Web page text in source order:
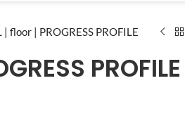
| floor | PROGRESS PROFILE
PROFILE